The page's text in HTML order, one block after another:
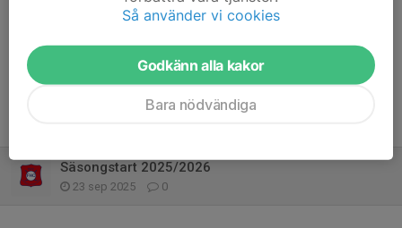
Säsongstart 2025/2026
23 sep 2025 0
Så använder vi cookies
Godkänn alla kakor
Bara nödvändiga